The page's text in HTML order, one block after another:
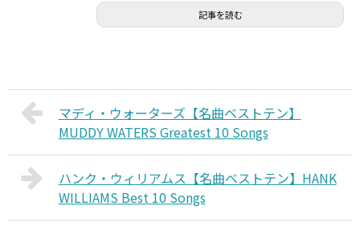
記事を読む
マディ・ウォーターズ【名曲ベストテン】
MUDDY WATERS Greatest 10 Songs
ハンク・ウィリアムス【名曲ベストテン】HANK
WILLIAMS Best 10 Songs